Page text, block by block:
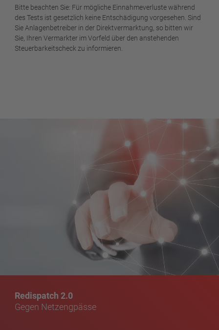
Bitte beachten Sie: Für mögliche Einnahmeverluste während
des Tests ist gesetzlich keine Entschädigung vorgesehen. Sind
Sie Anlagenbetreiber in der Direktvermarktung, so bitten wir
Sie, Ihren Vermarkter im Vorfeld über den anstehenden
Steuerbarkeitscheck zu informieren.
Redispatch 2.0
Gegen Netzengpässe